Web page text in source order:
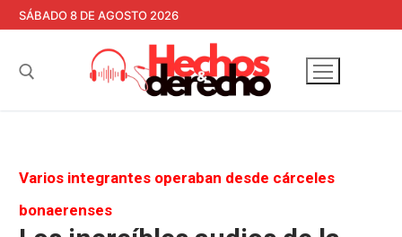
contenido
SÁBADO 8 DE AGOSTO 2026
Varios integrantes operaban desde cárceles
bonaerenses